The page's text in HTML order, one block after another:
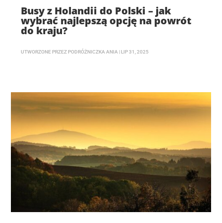
Busy z Holandii do Polski – jak
wybrać najlepszą opcję na powrót
do kraju?
UTWORZONE PRZEZ PODRÓŻNICZKA ANIA LIP 31, 2025